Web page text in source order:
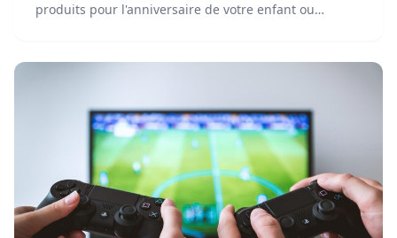
produits pour l'anniversaire de votre enfant ou
informations précieuses et actualisées.